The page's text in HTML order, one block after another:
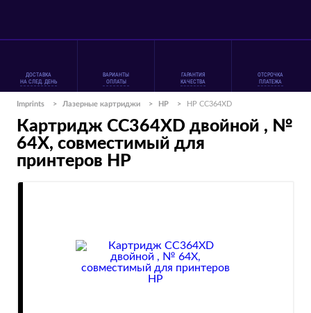
ДОСТАВКА
НА СЛЕД. ДЕНЬ
ВАРИАНТЫ
ОПЛАТЫ
ГАРАНТИЯ
КАЧЕСТВА
ОТСРОЧКА
ПЛАТЕЖА
Imprints > Лазерные картриджи > HP > HP CC364XD
Картридж CC364XD двойной , №
64X, совместимый для
принтеров HP